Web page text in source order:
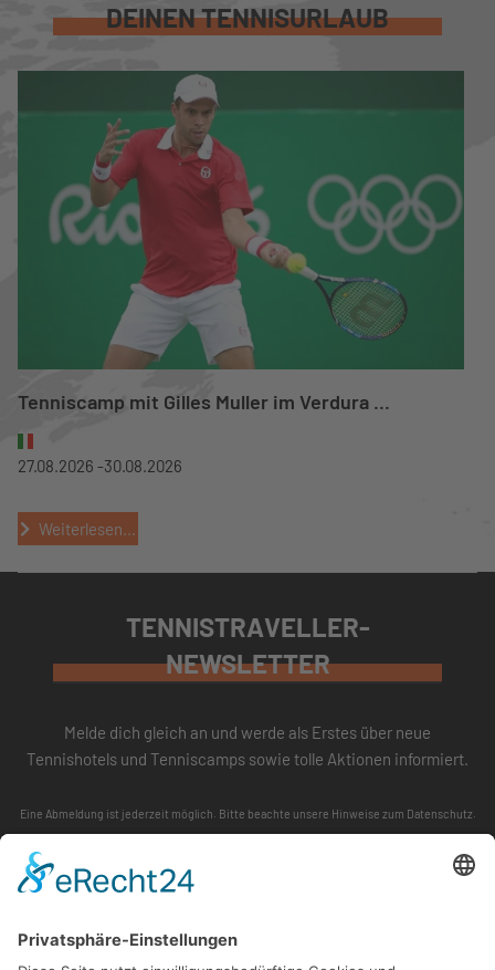
DEINEN TENNISURLAUB
Tenniscamp mit Gilles Muller im Verdura ...
27.08.2026 -30.08.2026
Weiterlesen...
TENNISTRAVELLER-
NEWSLETTER
Melde dich gleich an und werde als Erstes über neue
Tennishotels und Tenniscamps sowie tolle Aktionen informiert.
Eine Abmeldung ist jederzeit möglich. Bitte beachte unsere Hinweise zum Datenschutz.